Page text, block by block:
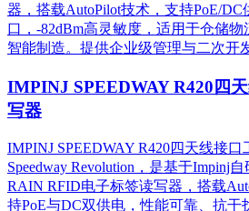
器，搭载AutoPilot技术，支持PoE/DC
口，-82dBm高灵敏度，适用于仓储物
智能制造。提供企业级管理与二次开
IMPINJ SPEEDWAY R420四
写器
IMPINJ SPEEDWAY R420四天线接
Speedway Revolution，是基于Impinj
RAIN RFID电子标签读写器，搭载
持PoE与DC双供电，性能可靠、抗干